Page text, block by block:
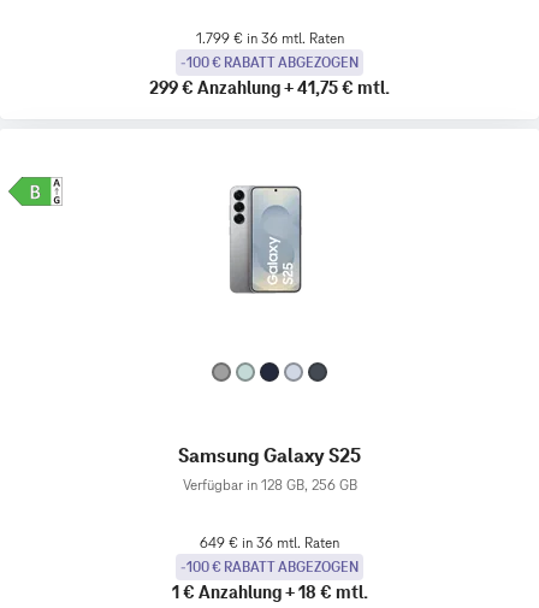
1.799 € in 36 mtl. Raten
-100 € RABATT ABGEZOGEN
299 € Anzahlung+41,75 € mtl.
Samsung Galaxy S25
Verfügbar in 128 GB, 256 GB
649 € in 36 mtl. Raten
-100 € RABATT ABGEZOGEN
1 € Anzahlung+18 € mtl.